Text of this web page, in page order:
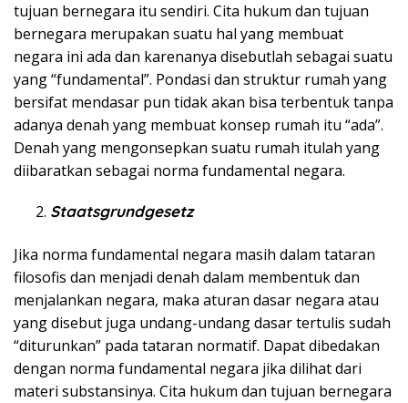
tujuan bernegara itu sendiri. Cita hukum dan tujuan
bernegara merupakan suatu hal yang membuat
negara ini ada dan karenanya disebutlah sebagai suatu
yang “fundamental”. Pondasi dan struktur rumah yang
bersifat mendasar pun tidak akan bisa terbentuk tanpa
adanya denah yang membuat konsep rumah itu “ada”.
Denah yang mengonsepkan suatu rumah itulah yang
diibaratkan sebagai norma fundamental negara.
Staatsgrundgesetz
Jika norma fundamental negara masih dalam tataran
filosofis dan menjadi denah dalam membentuk dan
menjalankan negara, maka aturan dasar negara atau
yang disebut juga undang-undang dasar tertulis sudah
“diturunkan” pada tataran normatif. Dapat dibedakan
dengan norma fundamental negara jika dilihat dari
materi substansinya. Cita hukum dan tujuan bernegara